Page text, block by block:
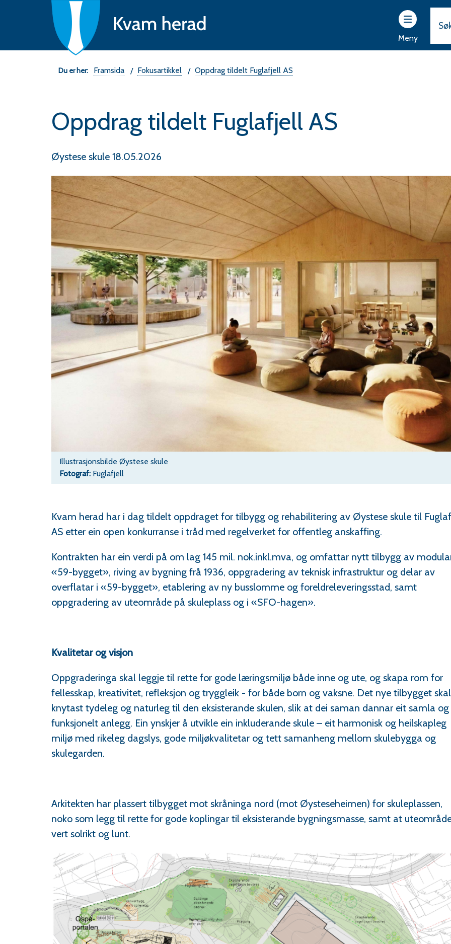
Kvam
herad
Meny
Du
her:
Framsida Fokusartikkel Oppdrag tildelt Fuglafjell AS
Oppdrag tildelt Fuglafjell AS
Øystese skule 18.05.2026
Illustrasjonsbilde Øystese skule
Fuglafjell
Kvam herad har i dag tildelt oppdraget for tilbygg og rehabilitering av Øystese skule til
AS etter ein open konkurranse i tråd med regelverket for offentleg anskaffing.
Kontrakten har ein verdi på om lag 145 mil. nok.inkl.mva, og omfattar nytt tilbygg av
«59-bygget», riving av bygning frå 1936, oppgradering av teknisk infrastruktur og delar av
overflatar i «59-bygget», etablering av ny busslomme og foreldreleveringsstad, samt
oppgradering av uteområde på skuleplass og i «SFO-hagen».
Kvalitetar og visjon
Oppgraderinga skal leggje til rette for gode læringsmiljø både inne og ute, og skapa rom for
fellesskap, kreativitet, refleksjon og tryggleik - for både born og vaksne. Det nye tilbygget skal
knytast tydeleg og naturleg til den eksisterande skulen, slik at dei saman dannar eit samla og
funksjonelt anlegg. Ein ynskjer å utvikle ein inkluderande skule – eit harmonisk og heilskapleg
miljø med rikeleg dagslys, gode miljøkvalitetar og tett samanheng mellom skulebygga og
skulegarden.
Arkitekten har plassert tilbygget mot skråninga nord (mot Øysteseheimen) for skuleplassen,
noko som legg til rette for gode koplingar til eksisterande bygningsmasse, samt at
vert solrikt og lunt.